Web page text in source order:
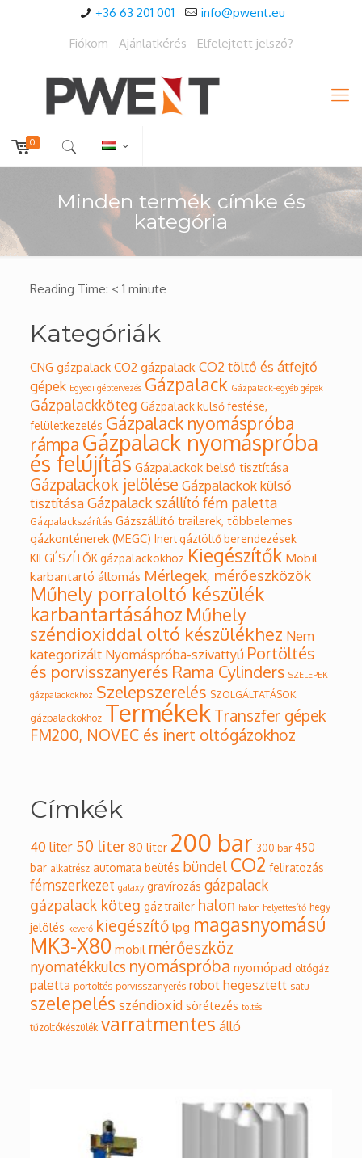
+36 63 201 001
info@pwent.eu
Fiókom
Ajánlatkérés Elfelejtett jelszó?
0
Minden termék címke és
kategória
Reading Time: < 1 minute
Kategóriák
CNG gázpalack CO2 gázpalack CO2 töltő és átfejtő
gépek Egyedi géptervezés Gázpalack Gázpalack-egyéb gépek
Gázpalackköteg Gázpalack külső festése,
felületkezelés Gázpalack nyomáspróba
rámpa Gázpalack nyomáspróba
és felújítás Gázpalackok belső tisztítása
Gázpalackok jelölése Gázpalackok külső
tisztítása Gázpalack szállító fém paletta
Gázpalackszárítás Gázszállító trailerek, többelemes
gázkonténerek (MEGC) Inert gáztöltő berendezések
KIEGÉSZÍTŐK gázpalackokhoz Kiegészítők Mobil
karbantartó állomás Mérlegek, mérőeszközök
Műhely porraloltó készülék
karbantartásához Műhely
széndioxiddal oltó készülékhez Nem
kategorizált Nyomáspróba-szivattyú Portöltés
és porvisszanyerés Rama Cylinders SZELEPEK
gázpalackokhoz Szelepszerelés SZOLGÁLTATÁSOK
gázpalackokhoz Termékek Transzfer gépek
FM200, NOVEC és inert oltógázokhoz
Címkék
40 liter 50 liter 80 liter 200 bar 300 bar 450
bar alkatrész automata beütés bündel CO2 feliratozás
fémszerkezet galaxy gravírozás gázpalack
gázpalack köteg gáz trailer halon halon helyettesítő hegy
jelölés keverő kiegészítő lpg magasnyomású
MK3-X80 mobil mérőeszköz
nyomatékkulcs nyomáspróba nyomópad oltógáz
paletta portöltés porvisszanyerés robot hegesztett satu
szelepelés széndioxid sörétezés töltés
tűzoltókészülék varratmentes álló